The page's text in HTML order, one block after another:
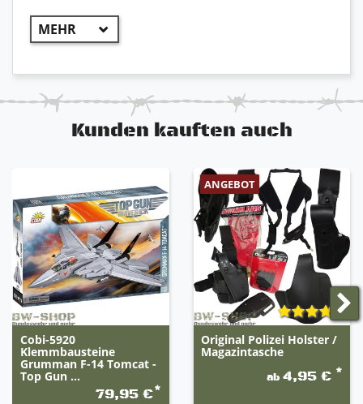
Kunden kauften auch
Cobi-5920
Klemmbausteine
Grumman F-14 Tomcat -
Top Gun ...
79,95 €*
ANGEBOT
Original Polizei Holster /
Magazintasche
ab 4,95 € *